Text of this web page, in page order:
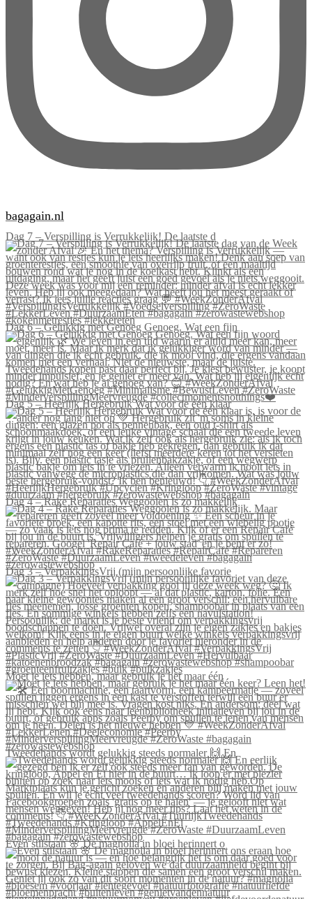
bagagain.nl
Dag 7 – Verspilling is Verrukkelijk! De laatste d
Dag 6 – Gelukkig met Genoeg Genoeg. Wat een fijn
Dag 5 – Heerlijk Hergebruik Wat voor de één klaar
Dag 4 – Rake Reparaties Weggooien is zo makkelijk
Dag 3 – VerpakkingsVrij (mijn persoonlijke favorie
Moet je iets hebben, maar gebruik je het maar één
Tweedehands wordt gelukkig steeds normaler 🙌 En
Even stilstaan 🌸 De magnolia in bloei herinnert o